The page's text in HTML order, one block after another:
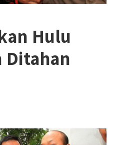
Hulu
Ditahan